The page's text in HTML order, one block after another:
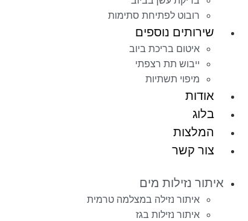
רובוט לפתיחת סתימות
שירותים נוספים
איטום בריכת ביוב
ייבוש תת רצפתי
מיפוי תשתיות
אודות
בלוג
המלצות
צור קשר
איתור נזילות מים
איתור נזילה במצלמה טרמית
איתור נזילות בגז